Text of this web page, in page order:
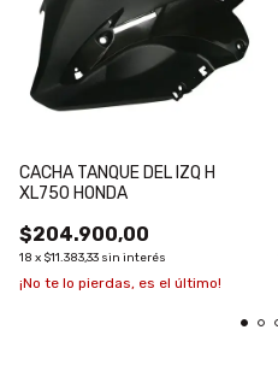
CACHA TANQUE DEL IZQ H
XL750 HONDA
$204.900,00
18 x $11.383,33 sin interés
¡No te lo pierdas, es el último!